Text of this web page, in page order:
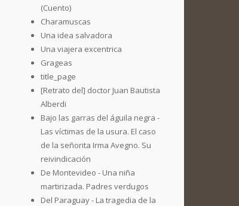
(Cuento)
Charamuscas
Una idea salvadora
Una viajera excentrica
Grageas
title_page
[Retrato del] doctor Juan Bautista
Alberdi
Bajo las garras del águila negra -
Las víctimas de la usura. El caso
de la señorita Irma Avegno. Su
reivindicación
De Montevideo - Una niña
martirizada. Padres verdugos
Del Paraguay - La tragedia de la